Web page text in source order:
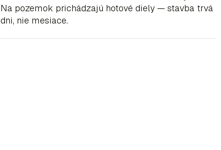
Na pozemok prichádzajú hotové diely — stavba trvá
dni, nie mesiace.